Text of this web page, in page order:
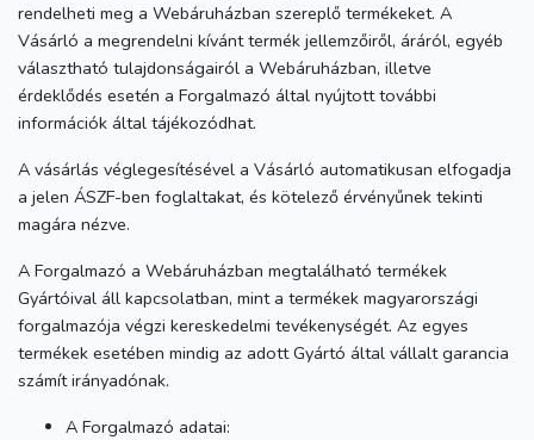
rendelheti meg a Webáruházban szereplő termékeket. A
Vásárló a megrendelni kívánt termék jellemzőiről, áráról, egyéb
választható tulajdonságairól a Webáruházban, illetve
érdeklődés esetén a Forgalmazó által nyújtott további
információk által tájékozódhat.
A vásárlás véglegesítésével a Vásárló automatikusan elfogadja
a jelen ÁSZF-ben foglaltakat, és kötelező érvényűnek tekinti
magára nézve.
A Forgalmazó a Webáruházban megtalálható termékek
Gyártóival áll kapcsolatban, mint a termékek magyarországi
forgalmazója végzi kereskedelmi tevékenységét. Az egyes
termékek esetében mindig az adott Gyártó által vállalt garancia
számít irányadónak.
A Forgalmazó adatai: